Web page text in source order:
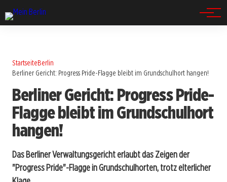
StartseiteBerlin
Berliner Gericht: Progress Pride-Flagge bleibt im Grundschulhort hangen!
Berliner Gericht: Progress Pride-
Flagge bleibt im Grundschulhort
hangen!
Das Berliner Verwaltungsgericht erlaubt das Zeigen der
"Progress Pride"-Flagge in Grundschulhorten, trotz elterlicher